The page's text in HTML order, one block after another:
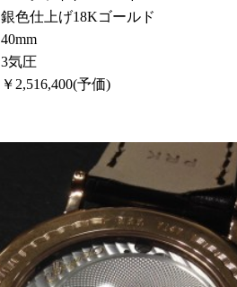
銀色仕上げ18Kゴールド
40mm
3気圧
￥2,516,400(予価)